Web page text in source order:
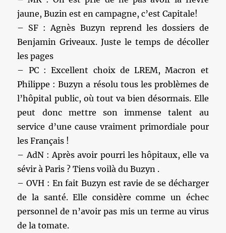
jaune, Buzin est en campagne, c’est Capitale!
– SF : Agnès Buzyn reprend les dossiers de
Benjamin Griveaux. Juste le temps de décoller
les pages
– PC : Excellent choix de LREM, Macron et
Philippe : Buzyn a résolu tous les problèmes de
l’hôpital public, où tout va bien désormais. Elle
peut donc mettre son immense talent au
service d’une cause vraiment primordiale pour
les Français !
– AdN : Après avoir pourri les hôpitaux, elle va
sévir à Paris ? Tiens voilà du Buzyn .
– OVH : En fait Buzyn est ravie de se décharger
de la santé. Elle considère comme un échec
personnel de n’avoir pas mis un terme au virus
de la tomate.